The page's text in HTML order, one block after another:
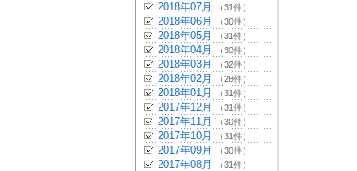
2018年07月 （31件）
2018年06月 （30件）
2018年05月 （31件）
2018年04月 （30件）
2018年03月 （32件）
2018年02月 （28件）
2018年01月 （31件）
2017年12月 （31件）
2017年11月 （30件）
2017年10月 （31件）
2017年09月 （30件）
2017年08月 （31件）